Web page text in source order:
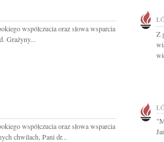
współczucia oraz słowa wsparcia
Grażyny...
Z
współczucia oraz słowa wsparcia
chwilach, Pani dr...